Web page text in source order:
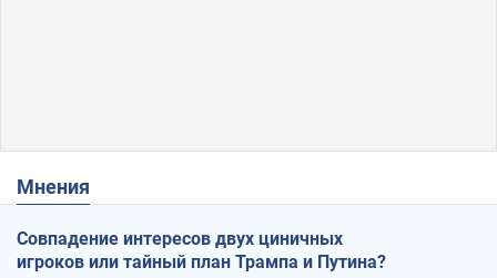
Мнения
Совпадение интересов двух циничных
игроков или тайный план Трампа и Путина?